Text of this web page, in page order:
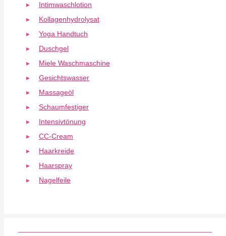
Intimwaschlotion
Kollagenhydrolysat
Yoga Handtuch
Duschgel
Miele Waschmaschine
Gesichtswasser
Massageöl
Schaumfestiger
Intensivtönung
CC-Cream
Haarkreide
Haarspray
Nagelfeile